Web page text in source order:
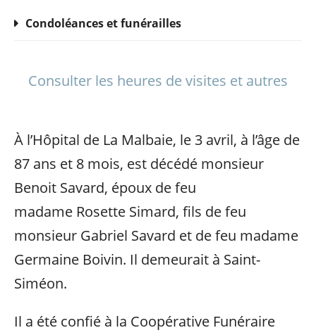
Condoléances et funérailles
Consulter les heures de visites et autres
À l’Hôpital de La Malbaie, le 3 avril, à l’âge de
87 ans et 8 mois, est décédé monsieur
Benoit Savard, époux de feu
madame Rosette Simard, fils de feu
monsieur Gabriel Savard et de feu madame
Germaine Boivin. Il demeurait à Saint-
Siméon.
Il a été confié à la Coopérative Funéraire